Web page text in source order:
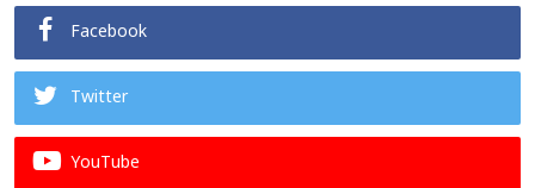
Facebook
Twitter
YouTube